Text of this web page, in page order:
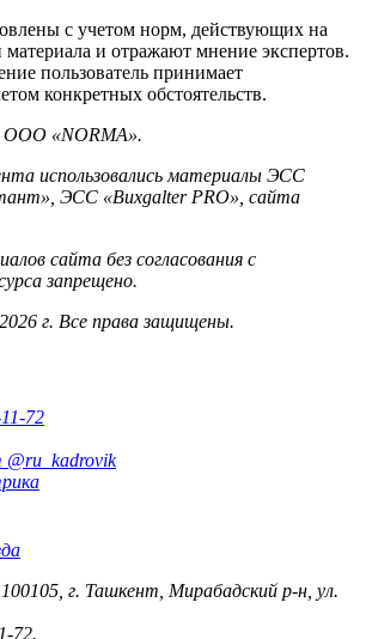
с учетом норм, действующих на
и отражают мнение экспертов.
пользователь принимает
конкретных обстоятельств.
ООО «NORMA».
использовались материалы ЭСС
ЭСС «Buxgalter PRO», сайта
сайта без согласования с
запрещено.
г. Все права защищены.
72
г. Ташкент, Мирабадский р-н, ул.
72.